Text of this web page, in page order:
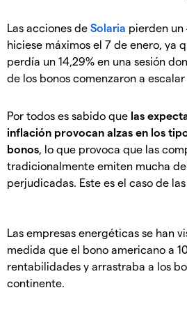
Las acciones de Solaria pierden un
hiciese máximos el 7 de enero, ya
perdía un 14,29% en una sesión
de los bonos comenzaron a
Por todos es sabido que las
inflación provocan alzas en los
bonos, lo que provoca que las
tradicionalmente emiten mucha
perjudicadas. Este es el caso de
Las empresas energéticas se han
medida que el bono americano a
rentabilidades y arrastraba a los
continente.